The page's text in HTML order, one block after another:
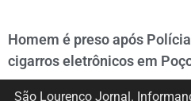
Homem é preso após
cigarros eletrônicos em
São Lourenço Jornal.